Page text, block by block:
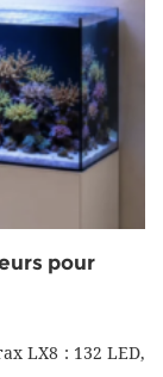
pour
LX8 : 132 LED,